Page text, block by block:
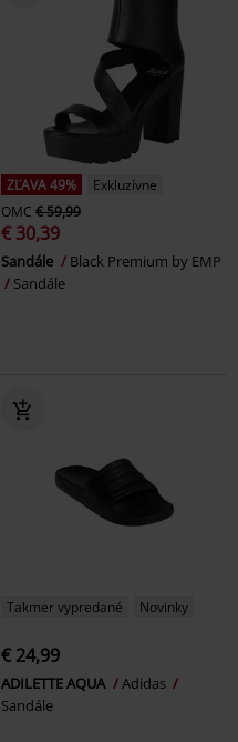
ZĽAVA 49%
Exkluzívne
OMC € 59,99
€ 30,39
Sandále
Black Premium by EMP
Sandále
Takmer vypredané Novinky
€ 24,99
ADILETTE AQUA
Adidas
Sandále